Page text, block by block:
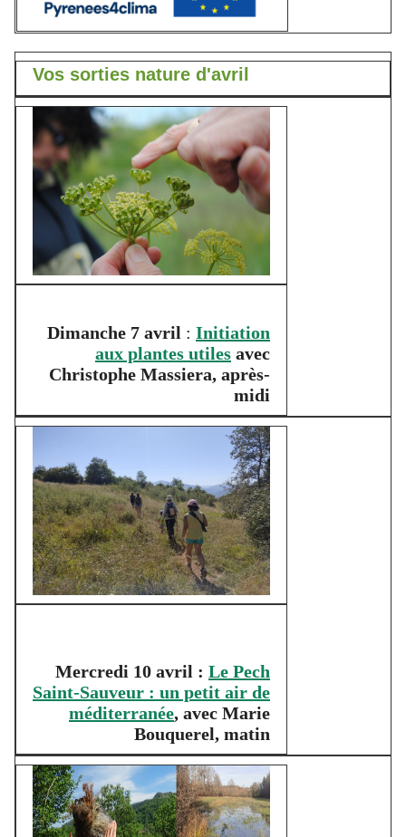
Vos sorties nature d'avril
Dimanche 7 avril : Initiation
aux plantes utiles avec
Christophe Massiera, après-
midi
Mercredi 10 avril : Le Pech
Saint-Sauveur : un petit air de
méditerranée, avec Marie
Bouquerel, matin